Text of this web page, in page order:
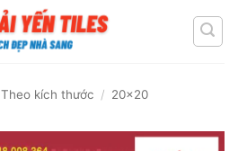
Theo kích thước / 20x20